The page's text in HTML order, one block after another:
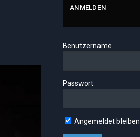
ANMELDEN
Benutzername
Passwort
Angemeldet bleiben